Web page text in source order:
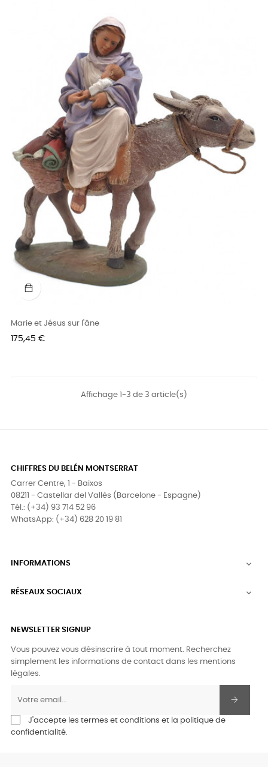
Marie et Jésus sur l'âne
Prix
175,45 €
Affichage 1-3 de 3 article(s)
CHIFFRES DU BELÉN MONTSERRAT
Carrer Centre, 1 - Baixos
08211 - Castellar del Vallès (Barcelone - Espagne)
Tél.: (+34) 93 714 52 96
WhatsApp: (+34) 628 20 19 81
INFORMATIONS 
RÉSEAUX SOCIAUX 
NEWSLETTER SIGNUP
Vous pouvez vous désinscrire à tout moment. Recherchez
simplement les informations de contact dans les mentions
légales.
J'accepte les termes et conditions et la politique de
confidentialité.